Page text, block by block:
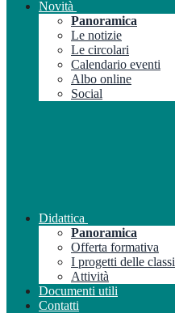
Novità
Panoramica
Le notizie
Le circolari
Calendario eventi
Albo online
Social
Didattica
Panoramica
Offerta formativa
I progetti delle classi
Attività
Documenti utili
Contatti